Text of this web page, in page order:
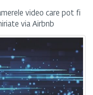
video care pot fi
via Airbnb